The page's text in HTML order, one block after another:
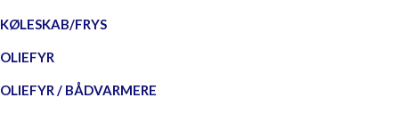
KØLESKAB/FRYS
OLIEFYR
OLIEFYR / BÅDVARMERE